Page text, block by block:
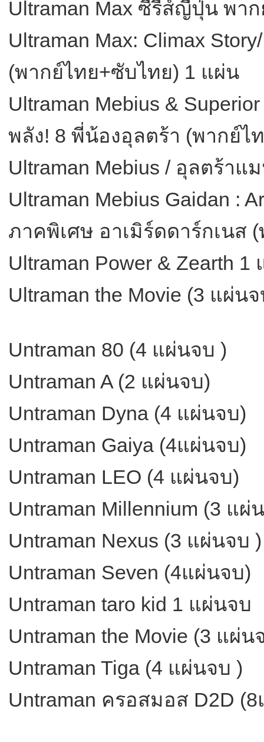
Ultraman Max ซีรี่ส์ญี่ปุ่น พา
Ultraman Max: Climax
(พากย์ไทย+ซับไทย) 1 แผ่น
Ultraman Mebius &
พลัง! 8 พี่น้องอุลตร้า (พากย์ไ
Ultraman Mebius / อุลตร้า
Ultraman Mebius Gaidan :
ภาคพิเศษ อาเมิร์ดดาร์กเนส
Ultraman Power & Zearth 1
Ultraman the Movie (3 แผ่น
Untraman 80 (4 แผ่นจบ )
Untraman A (2 แผ่นจบ)
Untraman Dyna (4 แผ่นจบ)
Untraman Gaiya (4แผ่นจบ)
Untraman LEO (4 แผ่นจบ)
Untraman Millennium (3 แผ่
Untraman Nexus (3 แผ่นจบ )
Untraman Seven (4แผ่นจบ)
Untraman taro kid 1 แผ่นจบ
Untraman the Movie (3 แผ่น
Untraman Tiga (4 แผ่นจบ )
Untraman ครอสมอส D2D